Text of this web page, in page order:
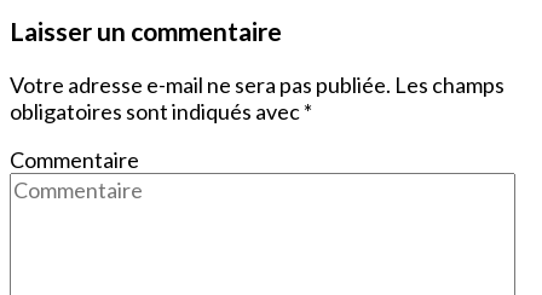
Laisser un commentaire
Votre adresse e-mail ne sera pas publiée. Les champs
obligatoires sont indiqués avec*
Commentaire